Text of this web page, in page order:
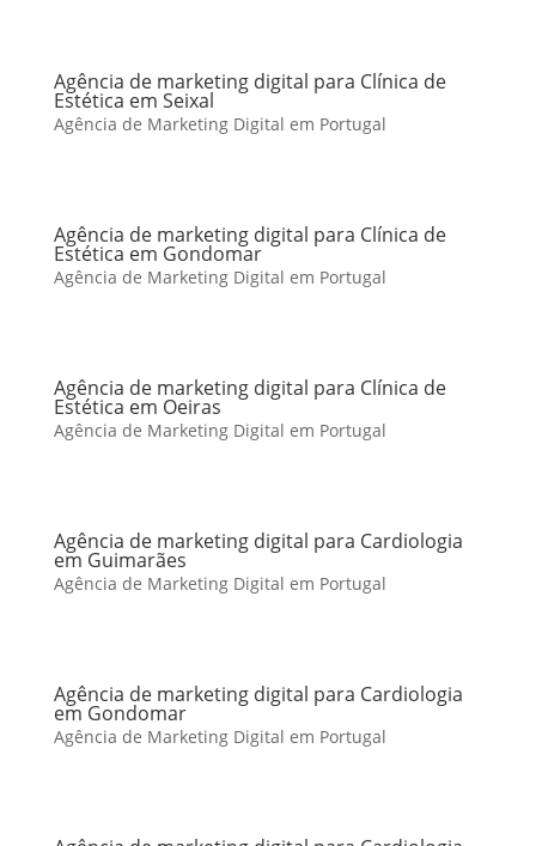
Agência de marketing digital para Clínica de
Estética em Seixal
Agência de Marketing Digital em Portugal
Agência de marketing digital para Clínica de
Estética em Gondomar
Agência de Marketing Digital em Portugal
Agência de marketing digital para Clínica de
Estética em Oeiras
Agência de Marketing Digital em Portugal
Agência de marketing digital para Cardiologia
em Guimarães
Agência de Marketing Digital em Portugal
Agência de marketing digital para Cardiologia
em Gondomar
Agência de Marketing Digital em Portugal